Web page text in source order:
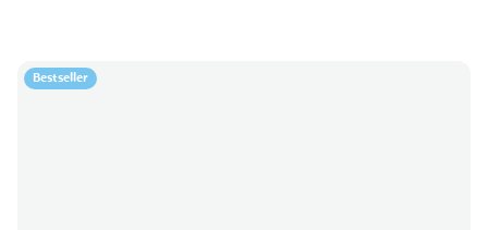
Bestseller